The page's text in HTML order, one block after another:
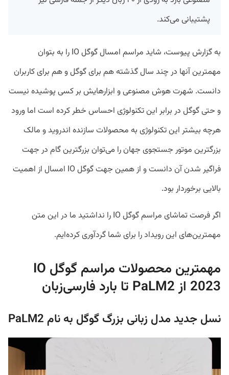
پشتیبانی می‌کند.
به گزارش پیوست، شاید مراسم امسال گوگل IO را به بتوان
مهمترین آنها در چند سال گذشته هم برای گوگل و هم برای کاربران
دانست. شهرت هوش مصنوعی و ابزارهایش بر کسی پوشیده نیست
و حتی گوگل در برابر این تکنولوژی احساس خطر کرده است اما ورود
هرچه بیشتر این تکنولوژی به محصولات سازنده اندروید و مالک
بزرگترین موتور جستجوی جهان را می‌توان بزرگترین گام در جهت
فراگیر شدن آن دانست و از همین جهت گوگل IO امسال از اهمیت
بالایی برخوردار بود.
اگر فرصت تماشای مراسم گوگل IO را نداشتید ما در این متن
مهمترین‌های این رویداد را برای شما گردآوری کرده‌ایم.
مهمترین محصولات مراسم گوگل IO
2023 از PaLM2 تا بارد فارسی‌زبان
نسل جدید مدل زبانی بزرگ گوگل به نام PaLM2